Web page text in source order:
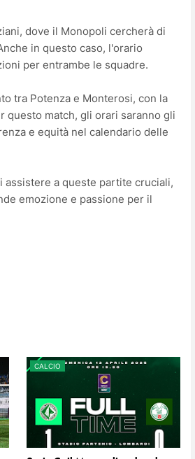
dove il Monopoli cercherà di
in questo caso, l'orario
per entrambe le squadre.
tra Potenza e Monterosi, con la
questo match, gli orari saranno gli
e equità nel calendario delle
assistere a queste partite cruciali,
emozione e passione per il
CALCIO